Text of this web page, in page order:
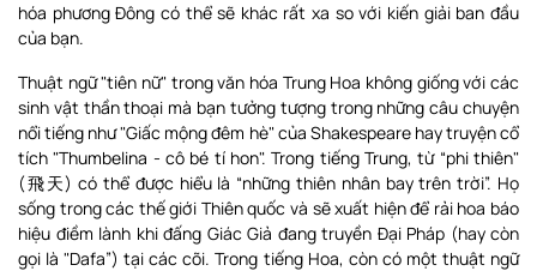
hóa phương Đông có thể sẽ khác rất xa so với kiến giải ban đầu
của bạn.
Thuật ngữ "tiên nữ" trong văn hóa Trung Hoa không giống với các
sinh vật thần thoại mà bạn tưởng tượng trong những câu chuyện
nổi tiếng như "Giấc mộng đêm hè" của Shakespeare hay truyện cổ
tích "Thumbelina - cô bé tí hon". Trong tiếng Trung, từ “phi thiên"
(飛天) có thể được hiểu là “những thiên nhân bay trên trời”. Họ
sống trong các thế giới Thiên quốc và sẽ xuất hiện để rải hoa báo
hiệu điềm lành khi đấng Giác Giả đang truyền Đại Pháp (hay còn
gọi là "Dafa”) tại các cõi. Trong tiếng Hoa, còn có một thuật ngữ